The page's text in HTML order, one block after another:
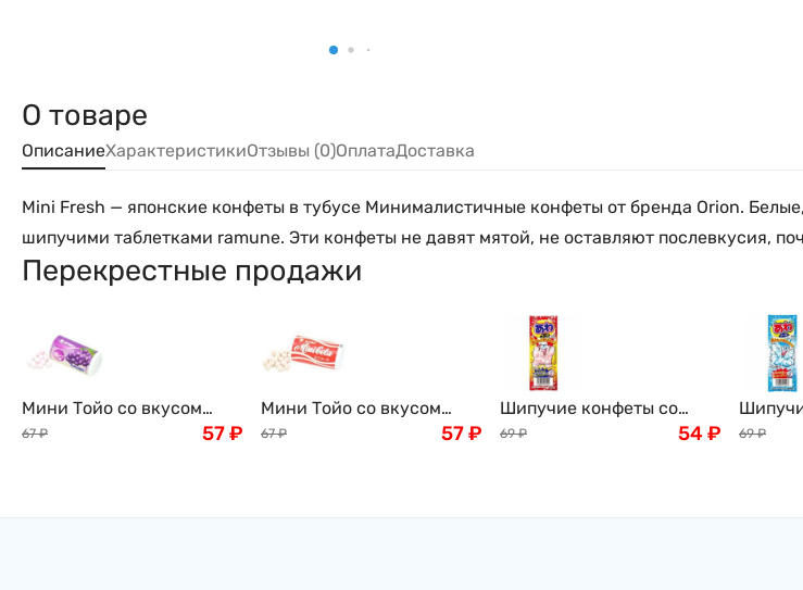
О товаре
ОписаниеХарактеристикиОтзывы (0)ОплатаДоставка
Mini Fresh — японские конфеты в тубусе Минималистичные конфеты от бренда Orion.
шипучими таблетками ramune. Эти конфеты не давят мятой, не оставляют послевкусия,
Перекрестные продажи
Мини Тойо со вкусом
винограда (японское
67 ₽ 57₽
Мини Тойо со вкусом
Рамуне с колой (японское
67 ₽ 57₽
Шипучие конфеты со
вкусом колы Bubble
69 ₽ 54₽
вкусом
69 ₽